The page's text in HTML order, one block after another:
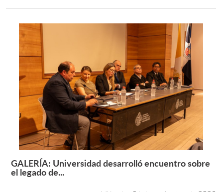
Leer más +
GALERÍA: Universidad desarrolló encuentro sobre
el legado de...